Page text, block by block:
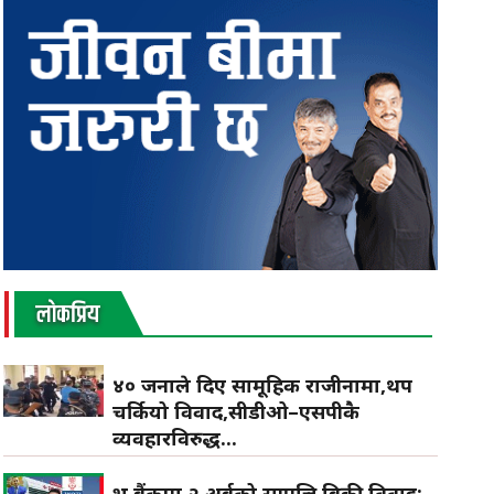
लाेकप्रिय
४० जनाले दिए सामूहिक राजीनामा,थप
चर्कियो विवाद,सीडीओ–एसपीकै
व्यवहारविरुद्ध...